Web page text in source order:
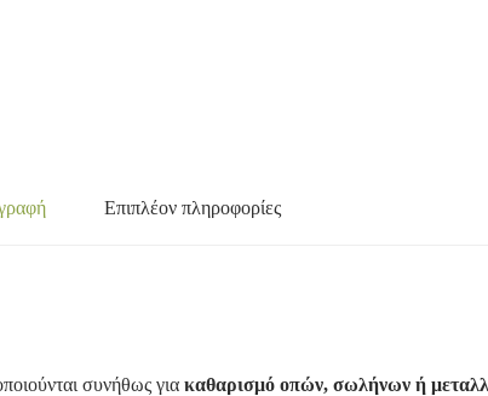
Επιπλέον πληροφορίες
συνήθως για καθαρισμό οπών, σωλήνων ή